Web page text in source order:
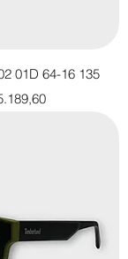
01D 64-16 135
Fiyat